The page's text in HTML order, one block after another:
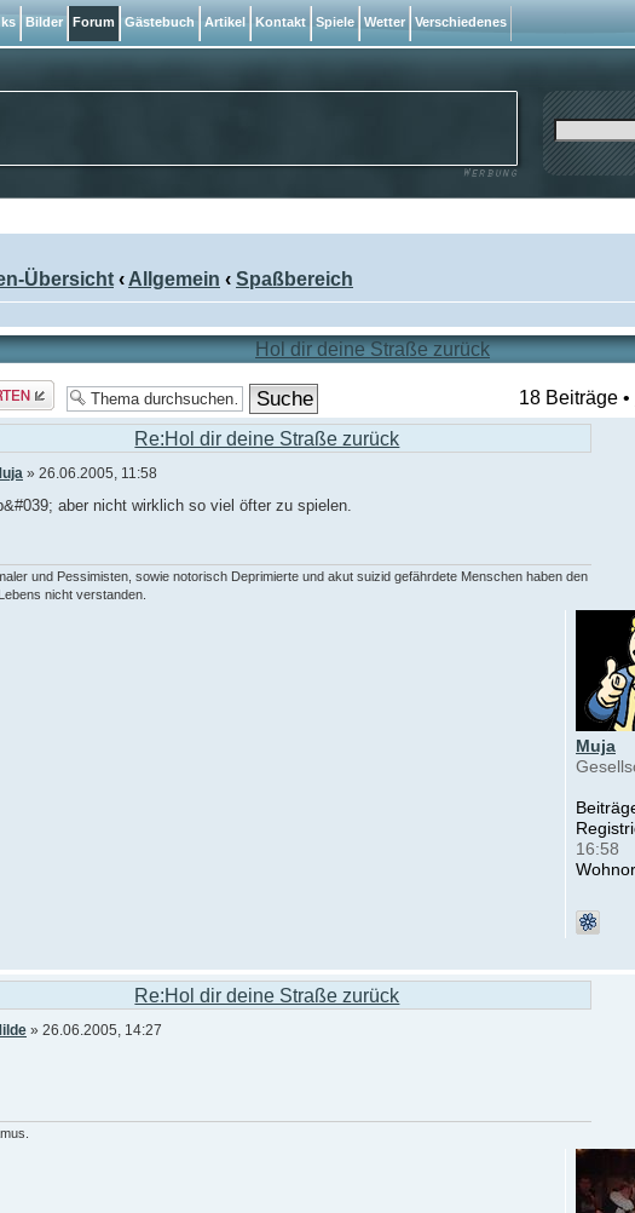
Übersicht ‹ Allgemein ‹ Spaßbereich
Hol dir deine Straße zurück
18 Beiträge •
Re:Hol dir deine Straße zurück
» 26.06.2005, 11:58
aber nicht wirklich so viel öfter zu spielen.
und Pessimisten, sowie notorisch Deprimierte und akut suizid gefährdete Menschen haben den
nicht verstanden.
Muja
16:58
Re:Hol dir deine Straße zurück
» 26.06.2005, 14:27
Bilder Forum Gästebuch Artikel Kontakt Spiele Wetter Verschiedenes